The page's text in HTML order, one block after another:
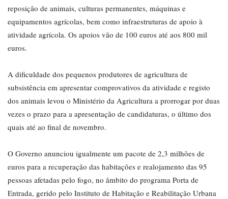
reposição de animais, culturas permanentes, máquinas e
equipamentos agrícolas, bem como infraestruturas de apoio à
atividade agrícola. Os apoios vão de 100 euros até aos 800 mil
euros.
A dificuldade dos pequenos produtores de agricultura de
subsistência em apresentar comprovativos da atividade e registo
dos animais levou o Ministério da Agricultura a prorrogar por duas
vezes o prazo para a apresentação de candidaturas, o último dos
quais até ao final de novembro.
O Governo anunciou igualmente um pacote de 2,3 milhões de
euros para a recuperação das habitações e realojamento das 95
pessoas afetadas pelo fogo, no âmbito do programa Porta de
Entrada, gerido pelo Instituto de Habitação e Reabilitação Urbana